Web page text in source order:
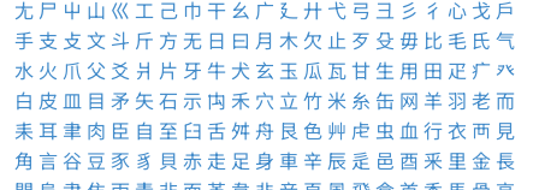
尢 尸 屮 山 巛 工 己 巾 干 幺 广 廴廾 弋 弓 彐 彡 彳 心 戈 戶
手 支 攴 文 斗 斤 方 无 日 曰 月 木欠 止 歹 殳 毋 比 毛 氏 气
水 火 爪 父 爻 爿 片 牙 牛 犬 玄 玉 瓜 瓦甘 生 用 田 疋 疒 癶
白 皮 皿 目 矛 矢 石 示 禸 禾 穴 立 竹米 糸 缶 网 羊 羽 老 而
耒 耳 聿 肉 臣 自 至 臼 舌舛舟 艮 色 艸 虍 虫 血行衣 襾 見
角 言 谷 豆 豕 豸 貝 赤 走 足 身 車 辛 辰 辵 邑 酉 釆 里 金 長